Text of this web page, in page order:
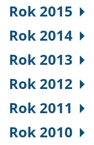
Rok 2015
Rok 2014
Rok 2013
Rok 2012
Rok 2011
Rok 2010